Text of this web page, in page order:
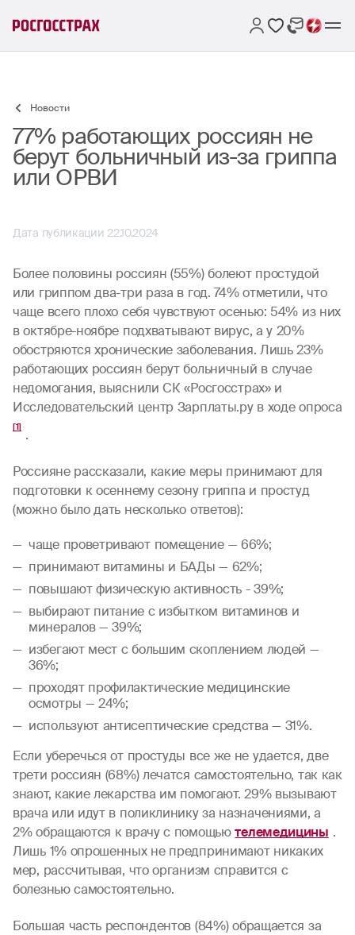
Новости
77% работающих россиян не
берут больничный из-за гриппа
или ОРВИ
Дата публикации 22.10.2024
Более половины россиян (55%) болеют простудой
или гриппом два-три раза в год. 74% отметили, что
чаще всего плохо себя чувствуют осенью: 54% из них
в октябре-ноябре подхватывают вирус, а у 20%
обостряются хронические заболевания. Лишь 23%
работающих россиян берут больничный в случае
недомогания, выяснили СК «Росгосстрах» и
Исследовательский центр Зарплаты.ру в ходе опроса
[1] .
Россияне рассказали, какие меры принимают для
подготовки к осеннему сезону гриппа и простуд
(можно было дать несколько ответов):
чаще проветривают помещение — 66%;
принимают витамины и БАДы — 62%;
повышают физическую активность - 39%;
выбирают питание с избытком витаминов и
минералов — 39%;
избегают мест с большим скоплением людей —
36%;
проходят профилактические медицинские
осмотры — 24%;
используют антисептические средства — 31%.
Если уберечься от простуды все же не удается, две
трети россиян (68%) лечатся самостоятельно, так как
знают, какие лекарства им помогают. 29% вызывают
врача или идут в поликлинику за назначениями, а
2% обращаются к врачу с помощьютелемедицины .
Лишь 1% опрошенных не предпринимают никаких
мер, рассчитывая, что организм справится с
болезнью самостоятельно.
Большая часть респондентов (84%) обращается за